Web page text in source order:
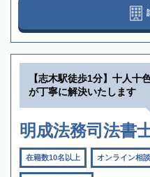
【志木駅徒歩1分】十人十
が丁寧に解決いたします
明成法務司法書
在籍数10名以上 オンライン相